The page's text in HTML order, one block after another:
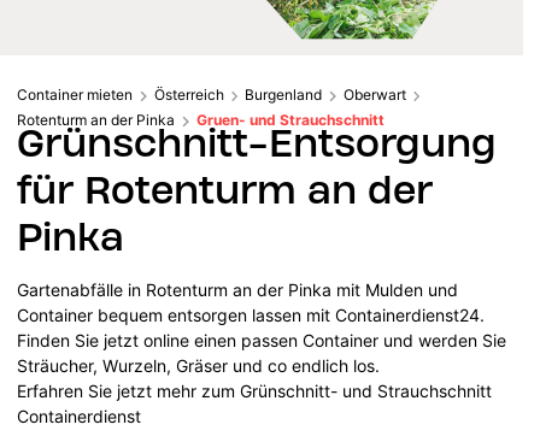
Container mieten Österreich Burgenland
Oberwart
Rotenturm an der Pinka
Gruen- und Strauchschnitt
Grünschnitt-Entsorgung
für Rotenturm an der
Pinka
Gartenabfälle in Rotenturm an der Pinka mit Mulden und
Container bequem entsorgen lassen mit Containerdienst24.
Finden Sie jetzt online einen passen Container und werden Sie
Sträucher, Wurzeln, Gräser und co endlich los.
Erfahren Sie jetzt mehr zum Grünschnitt- und Strauchschnitt
Containerdienst